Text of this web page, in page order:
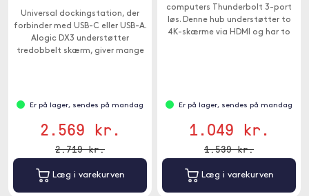
Universal dockingstation, der
forbinder med USB-C eller USB-A.
Alogic DX3 understøtter
tredobbelt skærm, giver mange
Er på lager, sendes på mandag
2.569 kr.
2.719 kr.
Læg i varekurven
computers Thunderbolt 3-port
løs. Denne hub understøtter to
4K-skærme via HDMI og har to
Er på lager, sendes på mandag
1.049 kr.
1.539 kr.
Læg i varekurven